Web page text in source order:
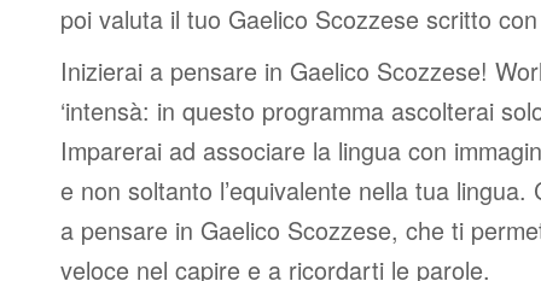
poi valuta il tuo Gaelico Scozzese scritto
Inizierai a pensare in Gaelico Scozzese!
‘intensà: in questo programma ascolterai
Imparerai ad associare la lingua con
e non soltanto l’equivalente nella tua lingua.
a pensare in Gaelico Scozzese, che ti
veloce nel capire e a ricordarti le parole.